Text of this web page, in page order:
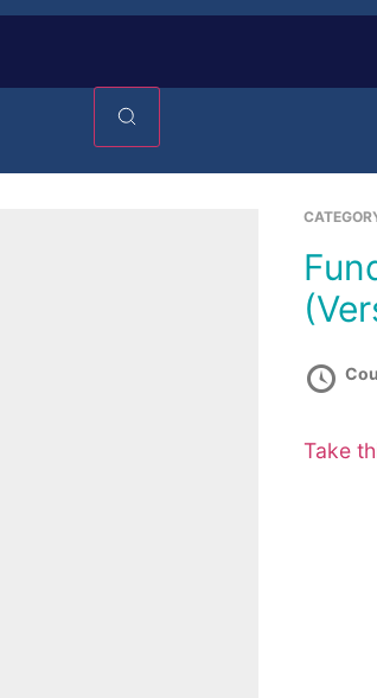
Fundamentos de Mecánica Automotriz
Take